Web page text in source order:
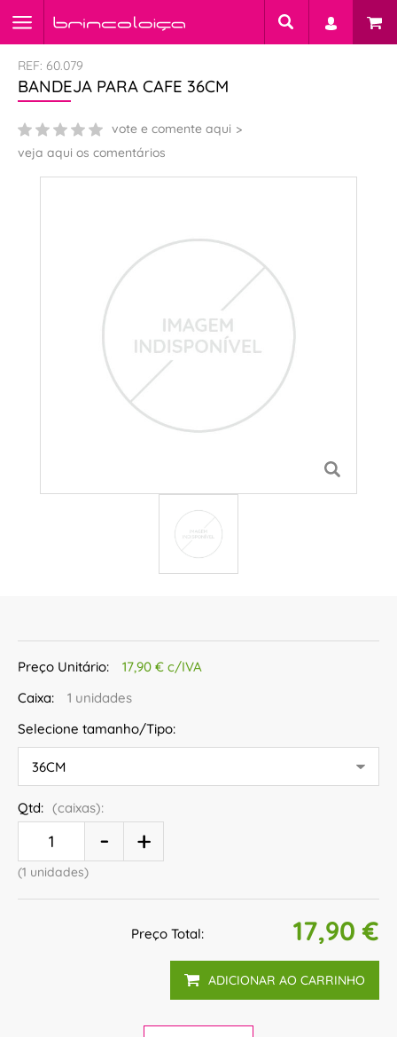
REF: 60.079
BANDEJA PARA CAFE 36CM
vote e comente aqui
veja aqui os comentários
Preço Unitário:
17,90 € c/IVA
Caixa:
1 unidades
Selecione tamanho/Tipo:
Qtd: (caixas):
(1 unidades)
Preço Total: 17,90 €
ADICIONAR AO CARRINHO